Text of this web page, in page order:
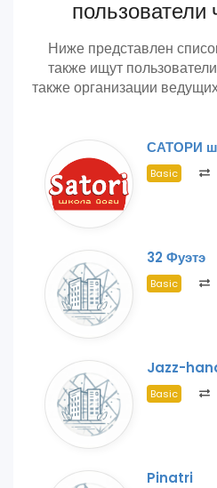
пользователи
Ниже представлен
также ищут
также организации
САТОРИ
Basic
32 Фуэтэ
Basic
Jazz-
Basic
Pinatri